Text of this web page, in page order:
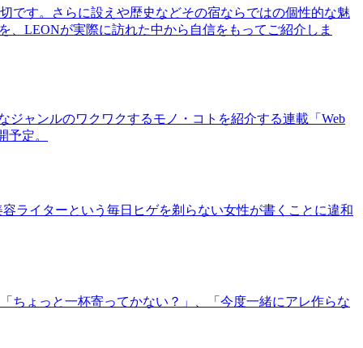
す。さらに設えや歴史などその宿ならではの個性的な魅
、LEONが実際に訪れた中から自信をもってご紹介しま
ャンルのワクワクするモノ・コトを紹介する連載「Web
定。
ライターという毎日ヒゲを剃らない女性が書くことに違和
ちょっと一杯寄ってかない？」、「今度一緒にアレ作らな